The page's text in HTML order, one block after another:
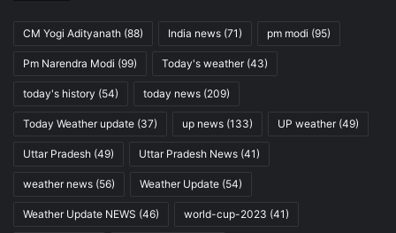
CM Yogi Adityanath (88) India news (71) pm modi (95)
Pm Narendra Modi (99) Today's weather(43)
today's history (54) today news (209)
Today Weather update (37) up news (133) UP weather(49)
Uttar Pradesh (49) Uttar Pradesh News (41)
weather news (56) Weather Update (54)
Weather Update NEWS (46) world-cup-2023 (41)